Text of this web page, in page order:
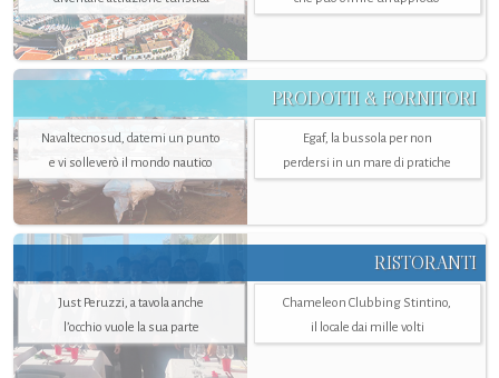
PRODOTTI & FORNITORI
Navaltecnosud, datemi un punto
e vi solleverò il mondo nautico
Egaf, la bussola per non
perdersi in un mare di pratiche
RISTORANTI
Just Peruzzi, a tavola anche
l’occhio vuole la sua parte
Chameleon Clubbing Stintino,
il locale dai mille volti